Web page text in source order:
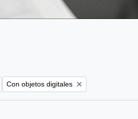
Remove filter:
Con objetos digitales